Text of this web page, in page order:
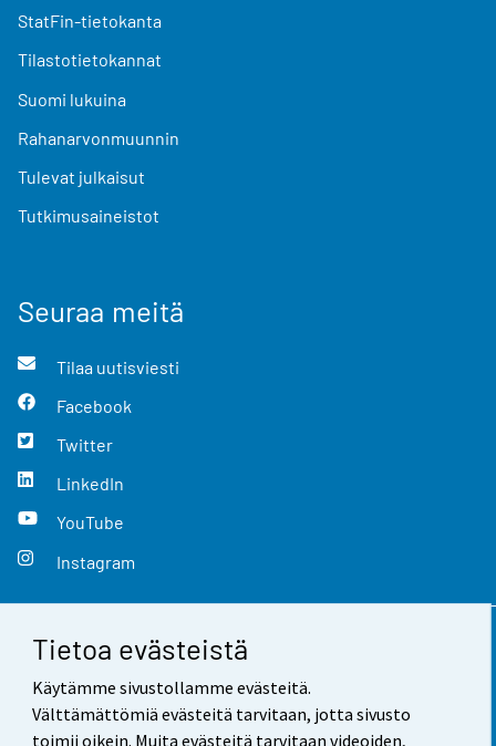
Tietoa evästeistä
Käytämme sivustollamme evästeitä.
Välttämättömiä evästeitä tarvitaan, jotta sivusto
toimii oikein. Muita evästeitä tarvitaan videoiden,
StatFin-tietokanta
Tilastotietokannat
Suomi lukuina
Rahanarvonmuunnin
Tulevat julkaisut
Tutkimusaineistot
Seuraa meitä
Tilaa uutisviesti
Facebook
Twitter
LinkedIn
YouTube
Instagram
Yhteystiedot
Palaute